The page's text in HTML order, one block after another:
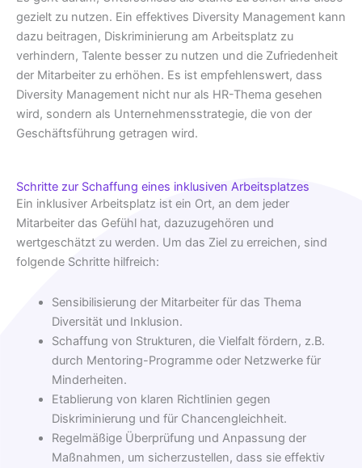
gezielt zu nutzen. Ein effektives Diversity Management kann
dazu beitragen, Diskriminierung am Arbeitsplatz zu
verhindern, Talente besser zu nutzen und die Zufriedenheit
der Mitarbeiter zu erhöhen. Es ist empfehlenswert, dass
Diversity Management nicht nur als HR-Thema gesehen
wird, sondern als Unternehmensstrategie, die von der
Geschäftsführung getragen wird.
Schritte zur Schaffung eines inklusiven Arbeitsplatzes
Ein inklusiver Arbeitsplatz ist ein Ort, an dem jeder
Mitarbeiter das Gefühl hat, dazuzugehören und
wertgeschätzt zu werden. Um das Ziel zu erreichen, sind
folgende Schritte hilfreich:
Sensibilisierung der Mitarbeiter für das Thema
Diversität und Inklusion.
Schaffung von Strukturen, die Vielfalt fördern, z.B.
durch Mentoring-Programme oder Netzwerke für
Minderheiten.
Etablierung von klaren Richtlinien gegen
Diskriminierung und für Chancengleichheit.
Regelmäßige Überprüfung und Anpassung der
Maßnahmen, um sicherzustellen, dass sie effektiv